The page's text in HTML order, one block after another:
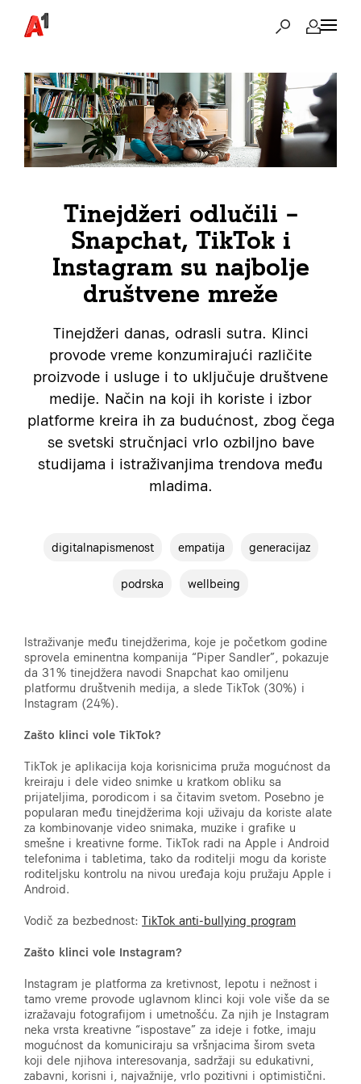
Tinejdžeri odlučili –
Snapchat, TikTok i
Instagram su najbolje
društvene mreže
Tinejdžeri danas, odrasli sutra. Klinci
provode vreme konzumirajući različite
proizvode i usluge i to uključuje društvene
medije. Način na koji ih koriste i izbor
platforme kreira ih za budućnost, zbog čega
se svetski stručnjaci vrlo ozbiljno bave
studijama i istraživanjima trendova među
mladima.
digitalnapismenost empatija generacijaz
podrska wellbeing
Istraživanje među tinejdžerima, koje je početkom godine
sprovela eminentna kompanija “Piper Sandler”, pokazuje
da 31% tinejdžera navodi Snapchat kao omiljenu
platformu društvenih medija, a slede TikTok (30%) i
Instagram (24%).
Zašto klinci vole TikTok?
TikTok je aplikacija koja korisnicima pruža mogućnost da
kreiraju i dele video snimke u kratkom obliku sa
prijateljima, porodicom i sa čitavim svetom. Posebno je
popularan među tinejdžerima koji uživaju da koriste alate
za kombinovanje video snimaka, muzike i grafike u
smešne i kreativne forme. TikTok radi na Apple i Android
telefonima i tabletima, tako da roditelji mogu da koriste
roditeljsku kontrolu na nivou uređaja koju pružaju Apple i
Android.
Vodič za bezbednost: TikTok anti-bullying program
Zašto klinci vole Instagram?
Instagram je platforma za kretivnost, lepotu i nežnost i
tamo vreme provode uglavnom klinci koji vole više da se
izražavaju fotografijom i umetnošću. Za njih je Instagram
neka vrsta kreativne “ispostave” za ideje i fotke, imaju
mogućnost da komuniciraju sa vršnjacima širom sveta
koji dele njihova interesovanja, sadržaji su edukativni,
zabavni, korisni i, najvažnije, vrlo pozitivni i optimistični.